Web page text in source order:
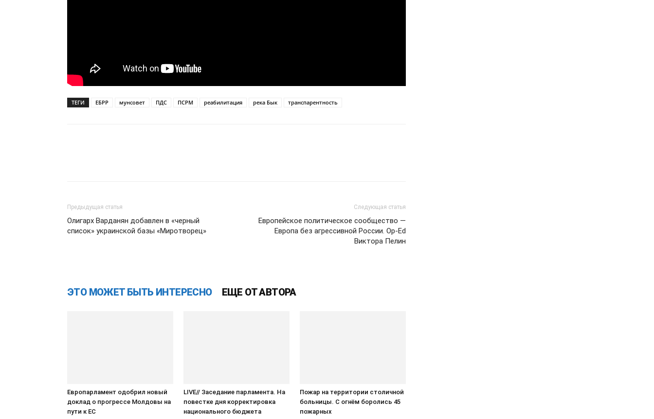
ТЕГИ ЕБРР мунсовет ПДС ПСРМ реабилитация река Бык транспарентность
Предыдущая статья
Олигарх Варданян добавлен в «черный
список» украинской базы «Миротворец»
Следующая статья
Европейское политическое сообщество —
Европа без агрессивной России. Op-Ed
Виктора Пелин
ЭТО МОЖЕТ БЫТЬ ИНТЕРЕСНО ЕЩЕ ОТ АВТОРА
Европарламент одобрил новый
доклад о прогрессе Молдовы на
пути к ЕС
LIVE// Заседание парламента. На
повестке дня корректировка
национального бюджета
Пожар на территории столичной
больницы. С огнём боролись 45
пожарных